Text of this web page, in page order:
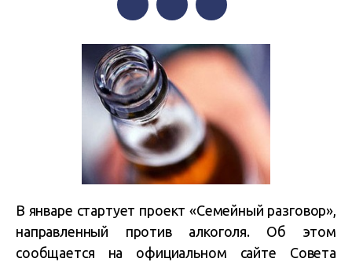
В январе стартует проект «Семейный разговор»,
направленный против алкоголя. Об этом
сообщается на официальном сайте Совета